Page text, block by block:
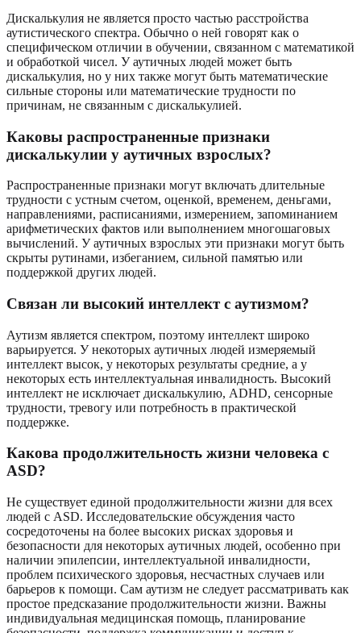
Дискалькулия не является просто частью расстройства
аутистического спектра. Обычно о ней говорят как о
специфическом отличии в обучении, связанном с математикой
и обработкой чисел. У аутичных людей может быть
дискалькулия, но у них также могут быть математические
сильные стороны или математические трудности по
причинам, не связанным с дискалькулией.
Каковы распространенные признаки
дискалькулии у аутичных взрослых?
Распространенные признаки могут включать длительные
трудности с устным счетом, оценкой, временем, деньгами,
направлениями, расписаниями, измерением, запоминанием
арифметических фактов или выполнением многошаговых
вычислений. У аутичных взрослых эти признаки могут быть
скрыты рутинами, избеганием, сильной памятью или
поддержкой других людей.
Связан ли высокий интеллект с аутизмом?
Аутизм является спектром, поэтому интеллект широко
варьируется. У некоторых аутичных людей измеряемый
интеллект высок, у некоторых результаты средние, а у
некоторых есть интеллектуальная инвалидность. Высокий
интеллект не исключает дискалькулию, ADHD, сенсорные
трудности, тревогу или потребность в практической
поддержке.
Какова продолжительность жизни человека с
ASD?
Не существует единой продолжительности жизни для всех
людей с ASD. Исследовательские обсуждения часто
сосредоточены на более высоких рисках здоровья и
безопасности для некоторых аутичных людей, особенно при
наличии эпилепсии, интеллектуальной инвалидности,
проблем психического здоровья, несчастных случаев или
барьеров к помощи. Сам аутизм не следует рассматривать как
простое предсказание продолжительности жизни. Важны
индивидуальная медицинская помощь, планирование